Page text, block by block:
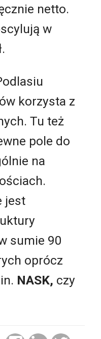
netto.
w
korzysta z
Tu też
pole do
na
jest
sumie 90
oprócz
NASK, czy